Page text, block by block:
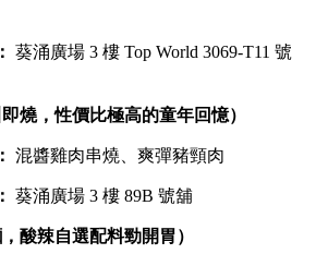
葵涌廣場 3 樓 Top World 3069-T11 號
燒，性價比極高的童年回憶）
混醬雞肉串燒、爽彈豬頸肉
葵涌廣場 3 樓 89B 號舖
酸辣自選配料勁開胃）